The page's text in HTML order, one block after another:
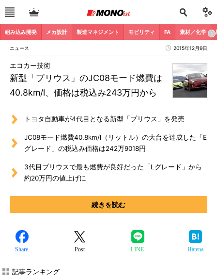
組み込み開発 メカ設計 製造マネジメント モビリティ FA 素材／化学
ニュース 2015年12月9日
新型「プリウス」のJC08モード燃費は
40.8km/l、価格は税込み243万円から
エコカー技術
トヨタ自動車が4代目となる新型「プリウス」を発売
JC08モード燃費40.8km/l（リットル）の大台を達成した「E
グレード」の税込み価格は242万9018円
3代目プリウスで最も燃費が良好だった「Lグレード」から
約20万円の値上げに
続きを読む
Share Post LINE Hatena
記事ランキング